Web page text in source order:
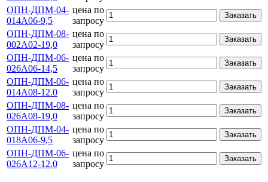
ОПН-ДПМ-04-
014А06-9,5
цена по
запросу
Заказать
ОПН-ДПМ-08-
002А02-19,0
цена по
запросу
Заказать
ОПН-ДПМ-06-
026А06-14,5
цена по
запросу
Заказать
ОПН-ДПМ-06-
014А08-12.0
цена по
запросу
Заказать
ОПН-ДПМ-08-
026А08-19,0
цена по
запросу
Заказать
ОПН-ДПМ-04-
018А06-9,5
цена по
запросу
Заказать
ОПН-ДПМ-06-
026А12-12.0
цена по
запросу
Заказать